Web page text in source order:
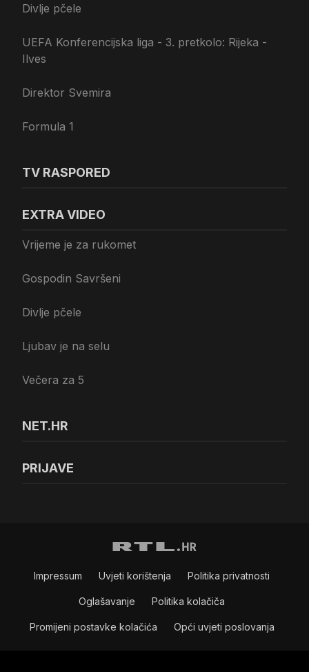
Divlje pčele
UEFA Konferencijska liga - 3. pretkolo: Rijeka -
Ilves
Direktor Svemira
Formula 1
TV RASPORED
EXTRA VIDEO
Vrijeme je za rukomet
Gospodin Savršeni
Divlje pčele
Ljubav je na selu
Večera za 5
NET.HR
PRIJAVE
Impressum Uvjeti korištenja Politika privatnosti
Oglašavanje Politika kolačiča
Promijeni postavke kolačića Opći uvjeti poslovanja